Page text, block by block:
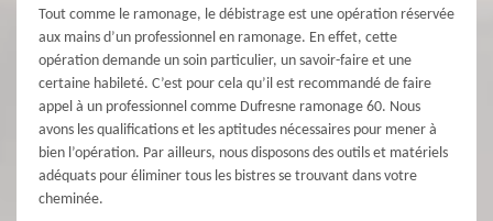
Tout comme le ramonage, le débistrage est une opération réservée
aux mains d’un professionnel en ramonage. En effet, cette
opération demande un soin particulier, un savoir-faire et une
certaine habileté. C’est pour cela qu’il est recommandé de faire
appel à un professionnel comme Dufresne ramonage 60. Nous
avons les qualifications et les aptitudes nécessaires pour mener à
bien l’opération. Par ailleurs, nous disposons des outils et matériels
adéquats pour éliminer tous les bistres se trouvant dans votre
cheminée.